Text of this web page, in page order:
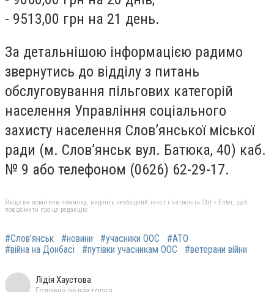
- 9513,00 грн на 21 день.
За детальнішою інформацією радимо
звернутись до відділу з питань
обслуговування пільгових категорій
населення Управління соціального
захисту населення Слов’янської міської
ради (м. Слов’янськ вул. Батюка, 40) каб.
№ 9 або телефоном (0626) 62-29-17.
Якщо ви помітили помилку, виділіть необхідний текст і натисніть Ctrl + Enter, щоб
повідомити про це редакцію
#Слов’янськ #новини #учасники ООС
#АТО
#війна на Донбасі
#путівки учасникам ООС #ветерани війни
Лідія Хаустова